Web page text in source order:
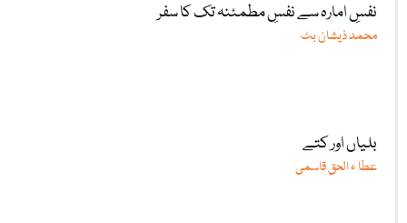
نفسِ امارہ سے نفسِ مطمئنہ تک کا سفر
محمد ذیشان بٹ
بلیاں اور کتے
عطا ء الحق قاسمی